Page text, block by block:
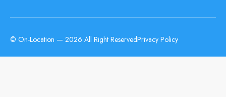
© On-Location — 2026 All Right ReservedPrivacy Policy